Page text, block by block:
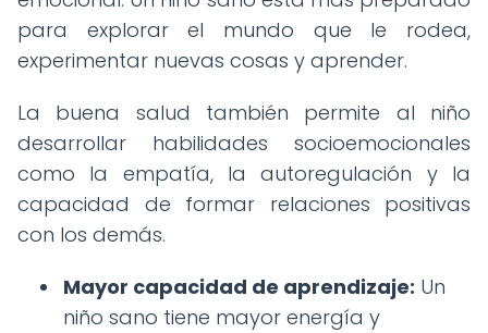
para explorar el mundo que le rodea,
experimentar nuevas cosas y aprender.
La buena salud también permite al niño
desarrollar habilidades socioemocionales
como la empatía, la autoregulación y la
capacidad de formar relaciones positivas
con los demás.
Mayor capacidad de aprendizaje: Un
niño sano tiene mayor energía y